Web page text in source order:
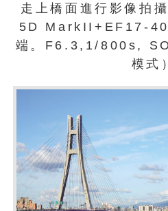
走上橋面進行影像拍
5D MarkII+EF17-
端。F6.3,1/800s,
模式